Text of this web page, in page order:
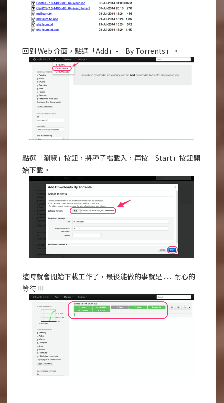
回到 Web 介面，點選「Add」-「By Torrents」。
點選「瀏覽」按鈕，將種子檔載入，再按「Start」按鈕開
始下載。
這時就會開始下載工作了，最後能做的事就是 ...... 耐心的
等待 !!!